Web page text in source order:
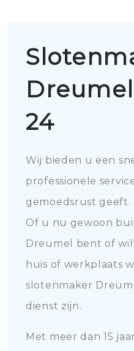
24
Wij bieden u een
professionele
gemoedsrust geeft.
Of u nu gewoon
Dreumel bent of
huis of werkplaats
slotenmaker
dienst zijn.
Met meer dan 15